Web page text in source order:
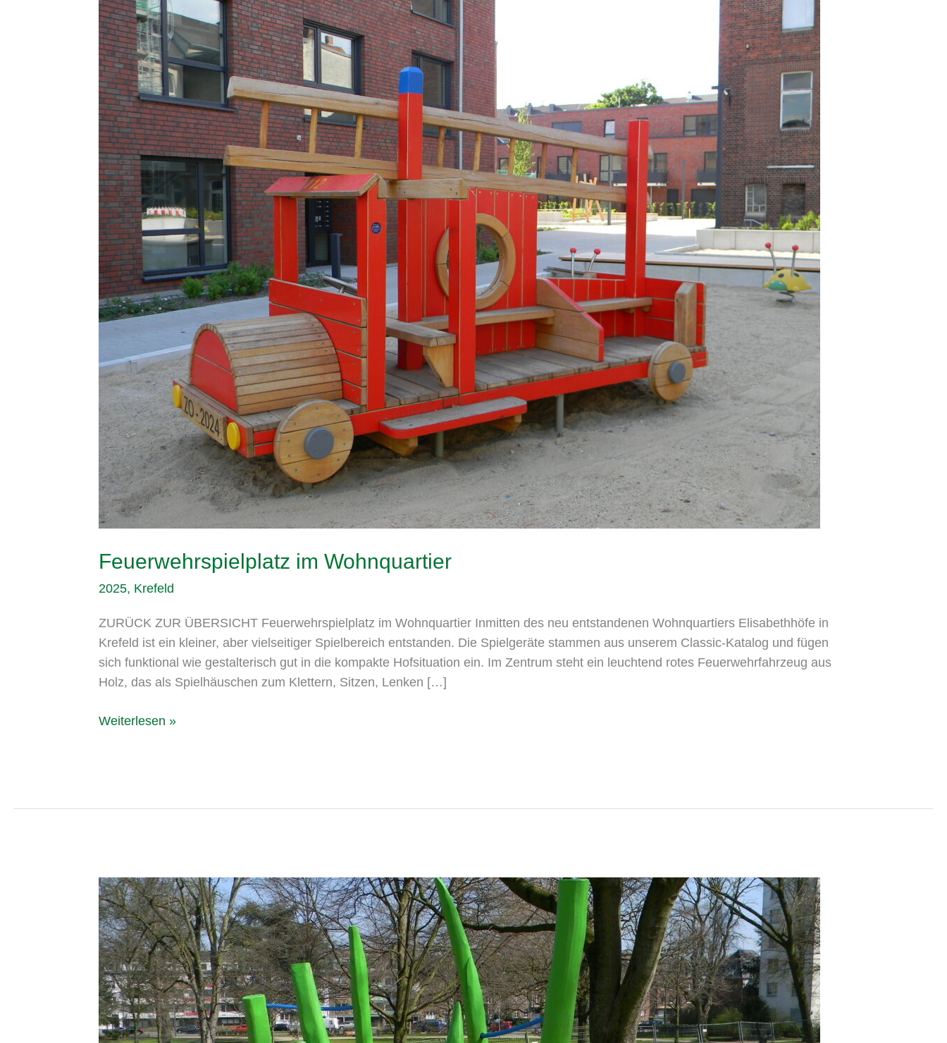
Feuerwehrspielplatz im Wohnquartier
2025, Krefeld
ZURÜCK ZUR ÜBERSICHT Feuerwehrspielplatz im Wohnquartier Inmitten des neu entstandenen Wohnquartiers Elisabethhöfe in
Krefeld ist ein kleiner, aber vielseitiger Spielbereich entstanden. Die Spielgeräte stammen aus unserem Classic-Katalog und fügen
sich funktional wie gestalterisch gut in die kompakte Hofsituation ein. Im Zentrum steht ein leuchtend rotes Feuerwehrfahrzeug aus
Holz, das als Spielhäuschen zum Klettern, Sitzen, Lenken […]
im
Wohnquartier
Weiterlesen »
Krefeld
Kaiser-
Friedrich-
Hain